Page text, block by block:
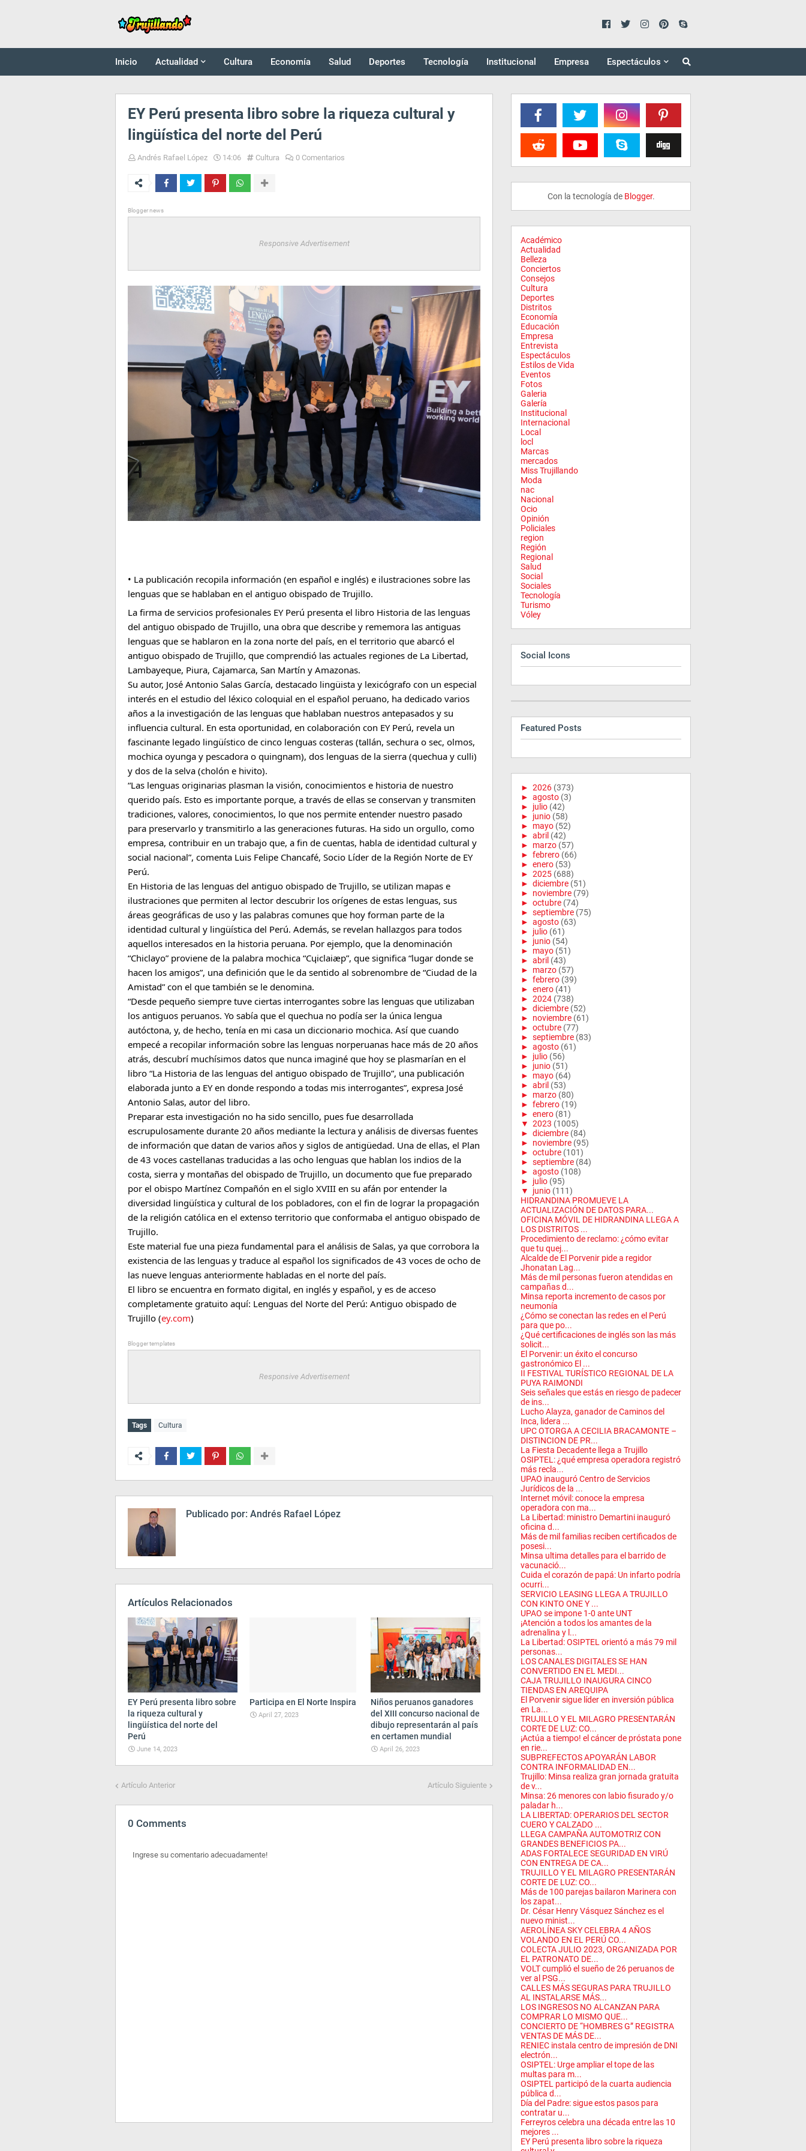
Inicio Actualidad Cultura Economía Salud Deportes Tecnología Institucional Empresa Espectáculos
EY Perú presenta libro sobre la riqueza cultural y
lingüística del norte del Perú
Andrés Rafael López 14:06 Cultura 0 Comentarios
Blogger news
Responsive Advertisement
• La publicación recopila información (en español e inglés) e ilustraciones sobre las
lenguas que se hablaban en el antiguo obispado de Trujillo.
La firma de servicios profesionales EY Perú presenta el libro Historia de las lenguas
del antiguo obispado de Trujillo, una obra que describe y rememora las antiguas
lenguas que se hablaron en la zona norte del país, en el territorio que abarcó el
antiguo obispado de Trujillo, que comprendió las actuales regiones de La Libertad,
Lambayeque, Piura, Cajamarca, San Martín y Amazonas.
Su autor, José Antonio Salas García, destacado lingüista y lexicógrafo con un especial
interés en el estudio del léxico coloquial en el español peruano, ha dedicado varios
años a la investigación de las lenguas que hablaban nuestros antepasados y su
influencia cultural. En esta oportunidad, en colaboración con EY Perú, revela un
fascinante legado lingüístico de cinco lenguas costeras (tallán, sechura o sec, olmos,
mochica oyunga y pescadora o quingnam), dos lenguas de la sierra (quechua y culli)
y dos de la selva (cholón e hivito).
“Las lenguas originarias plasman la visión, conocimientos e historia de nuestro
querido país. Esto es importante porque, a través de ellas se conservan y transmiten
tradiciones, valores, conocimientos, lo que nos permite entender nuestro pasado
para preservarlo y transmitirlo a las generaciones futuras. Ha sido un orgullo, como
empresa, contribuir en un trabajo que, a fin de cuentas, habla de identidad cultural y
social nacional”, comenta Luis Felipe Chancafé, Socio Líder de la Región Norte de EY
Perú.
En Historia de las lenguas del antiguo obispado de Trujillo, se utilizan mapas e
ilustraciones que permiten al lector descubrir los orígenes de estas lenguas, sus
áreas geográficas de uso y las palabras comunes que hoy forman parte de la
identidad cultural y lingüística del Perú. Además, se revelan hallazgos para todos
aquellos interesados en la historia peruana. Por ejemplo, que la denominación
“Chiclayo” proviene de la palabra mochica “Cɥiclaiæp”, que significa “lugar donde se
hacen los amigos”, una definición que le da sentido al sobrenombre de “Ciudad de la
Amistad” con el que también se le denomina.
“Desde pequeño siempre tuve ciertas interrogantes sobre las lenguas que utilizaban
los antiguos peruanos. Yo sabía que el quechua no podía ser la única lengua
autóctona, y, de hecho, tenía en mi casa un diccionario mochica. Así que cuando
empecé a recopilar información sobre las lenguas norperuanas hace más de 20 años
atrás, descubrí muchísimos datos que nunca imaginé que hoy se plasmarían en el
libro “La Historia de las lenguas del antiguo obispado de Trujillo”, una publicación
elaborada junto a EY en donde respondo a todas mis interrogantes”, expresa José
Antonio Salas, autor del libro.
Preparar esta investigación no ha sido sencillo, pues fue desarrollada
escrupulosamente durante 20 años mediante la lectura y análisis de diversas fuentes
de información que datan de varios años y siglos de antigüedad. Una de ellas, el Plan
de 43 voces castellanas traducidas a las ocho lenguas que hablan los indios de la
costa, sierra y montañas del obispado de Trujillo, un documento que fue preparado
por el obispo Martínez Compañón en el siglo XVIII en su afán por entender la
diversidad lingüística y cultural de los pobladores, con el fin de lograr la propagación
de la religión católica en el extenso territorio que conformaba el antiguo obispado de
Trujillo.
Este material fue una pieza fundamental para el análisis de Salas, ya que corrobora la
existencia de las lenguas y traduce al español los significados de 43 voces de ocho de
las nueve lenguas anteriormente habladas en el norte del país.
El libro se encuentra en formato digital, en inglés y español, y es de acceso
completamente gratuito aquí: Lenguas del Norte del Perú: Antiguo obispado de
Trujillo (ey.com)
Blogger templates
Responsive Advertisement
Tags Cultura
Publicado por: Andrés Rafael López
Artículos Relacionados
EY Perú presenta libro sobre
la riqueza cultural y
lingüística del norte del
Perú
June 14, 2023
Participa en El Norte Inspira
April 27, 2023
Niños peruanos ganadores
del XIII concurso nacional de
dibujo representarán al país
en certamen mundial
April 26, 2023
Artículo Anterior Artículo Siguiente
0 Comments
Ingrese su comentario adecuadamente!
Con la tecnología de Blogger.
Académico
Actualidad
Belleza
Conciertos
Consejos
Cultura
Deportes
Distritos
Economía
Educación
Empresa
Entrevista
Espectáculos
Estilos de Vida
Eventos
Fotos
Galeria
Galería
Institucional
Internacional
Local
locl
Marcas
mercados
Miss Trujillando
Moda
nac
Nacional
Ocio
Opinión
Policiales
region
Región
Regional
Salud
Social
Sociales
Tecnología
Turismo
Vóley
Social Icons
Featured Posts
► 2026 (373)
► agosto (3)
► julio (42)
► junio (58)
► mayo (52)
► abril (42)
► marzo (57)
► febrero (66)
► enero (53)
► 2025 (688)
► diciembre (51)
► noviembre (79)
► octubre (74)
► septiembre (75)
► agosto (63)
► julio (61)
► junio (54)
► mayo (51)
► abril (43)
► marzo (57)
► febrero (39)
► enero (41)
► 2024 (738)
► diciembre (52)
► noviembre (61)
► octubre (77)
► septiembre (83)
► agosto (61)
► julio (56)
► junio (51)
► mayo (64)
► abril (53)
► marzo (80)
► febrero (19)
► enero (81)
▼ 2023 (1005)
► diciembre (84)
► noviembre (95)
► octubre (101)
► septiembre (84)
► agosto (108)
► julio (95)
▼
junio (111)
HIDRANDINA PROMUEVE LA
ACTUALIZACIÓN DE DATOS PARA...
OFICINA MÓVIL DE HIDRANDINA LLEGA A
LOS DISTRITOS ...
Procedimiento de reclamo: ¿cómo evitar
que tu quej...
Alcalde de El Porvenir pide a regidor
Jhonatan Lag...
Más de mil personas fueron atendidas en
campañas d...
Minsa reporta incremento de casos por
neumonía
¿Cómo se conectan las redes en el Perú
para que po...
¿Qué certificaciones de inglés son las más
solicit...
El Porvenir: un éxito el concurso
gastronómico El ...
II FESTIVAL TURÍSTICO REGIONAL DE LA
PUYA RAIMONDI
Seis señales que estás en riesgo de padecer
de ins...
Lucho Alayza, ganador de Caminos del
Inca, lidera ...
UPC OTORGA A CECILIA BRACAMONTE –
DISTINCION DE PR...
La Fiesta Decadente llega a Trujillo
OSIPTEL: ¿qué empresa operadora registró
más recla...
UPAO inauguró Centro de Servicios
Jurídicos de la ...
Internet móvil: conoce la empresa
operadora con ma...
La Libertad: ministro Demartini inauguró
oficina d...
Más de mil familias reciben certificados de
posesi...
Minsa ultima detalles para el barrido de
vacunació...
Cuida el corazón de papá: Un infarto podría
ocurri...
SERVICIO LEASING LLEGA A TRUJILLO
CON KINTO ONE Y ...
UPAO se impone 1-0 ante UNT
¡Atención a todos los amantes de la
adrenalina y l...
La Libertad: OSIPTEL orientó a más 79 mil
personas...
LOS CANALES DIGITALES SE HAN
CONVERTIDO EN EL MEDI...
CAJA TRUJILLO INAUGURA CINCO
TIENDAS EN AREQUIPA
El Porvenir sigue líder en inversión pública
en La...
TRUJILLO Y EL MILAGRO PRESENTARÁN
CORTE DE LUZ: CO...
¡Actúa a tiempo! el cáncer de próstata pone
en rie...
SUBPREFECTOS APOYARÁN LABOR
CONTRA INFORMALIDAD EN...
Trujillo: Minsa realiza gran jornada gratuita
de v...
Minsa: 26 menores con labio fisurado y/o
paladar h...
LA LIBERTAD: OPERARIOS DEL SECTOR
CUERO Y CALZADO ...
LLEGA CAMPAÑA AUTOMOTRIZ CON
GRANDES BENEFICIOS PA...
ADAS FORTALECE SEGURIDAD EN VIRÚ
CON ENTREGA DE CA...
TRUJILLO Y EL MILAGRO PRESENTARÁN
CORTE DE LUZ: CO...
Más de 100 parejas bailaron Marinera con
los zapat...
Dr. César Henry Vásquez Sánchez es el
nuevo minist...
AEROLÍNEA SKY CELEBRA 4 AÑOS
VOLANDO EN EL PERÚ CO...
COLECTA JULIO 2023, ORGANIZADA POR
EL PATRONATO DE...
VOLT cumplió el sueño de 26 peruanos de
ver al PSG...
CALLES MÁS SEGURAS PARA TRUJILLO
AL INSTALARSE MÁS...
LOS INGRESOS NO ALCANZAN PARA
COMPRAR LO MISMO QUE...
CONCIERTO DE “HOMBRES G” REGISTRA
VENTAS DE MÁS DE...
RENIEC instala centro de impresión de DNI
electrón...
OSIPTEL: Urge ampliar el tope de las
multas para m...
OSIPTEL participó de la cuarta audiencia
pública d...
Día del Padre: sigue estos pasos para
contratar u...
Ferreyros celebra una década entre las 10
mejores ...
EY Perú presenta libro sobre la riqueza